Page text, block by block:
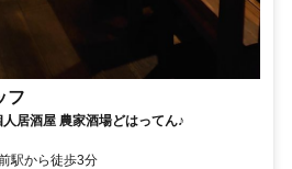
フ
自家農園を持つこだわりの個人居酒屋 農家酒場どはってん♪
駅から徒歩3分